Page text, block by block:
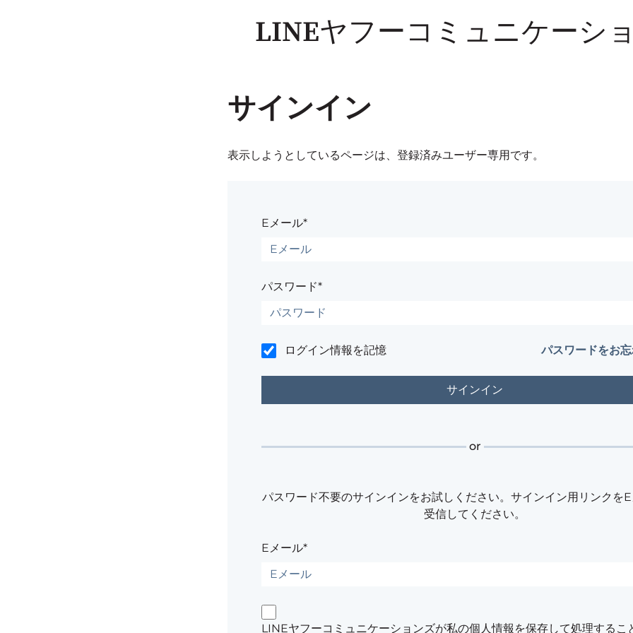
LINEヤフーコミュニケーシ
サインイン
表示しようとしているページは、登録済みユーザー専用です。
Eメール*
パスワード*
ログイン情報を記憶 パスワードをお
or
パスワード不要のサインインをお試しください。サインイン用リンクを
受信してください。
Eメール*
LINEヤフーコミュニケーションズが私の個人情報を保存して処理するこ